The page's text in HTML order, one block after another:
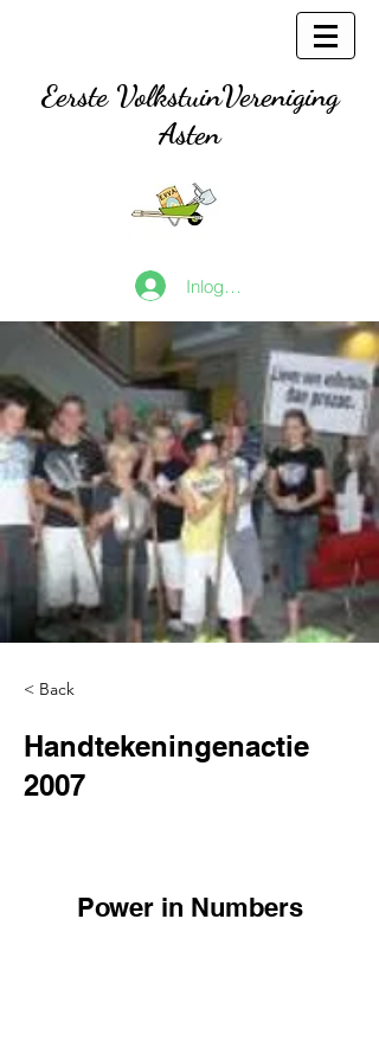
EersteVolkstuinVereniging
Asten
Inloggen
< Back
Handtekeningenactie
2007
Power in Numbers